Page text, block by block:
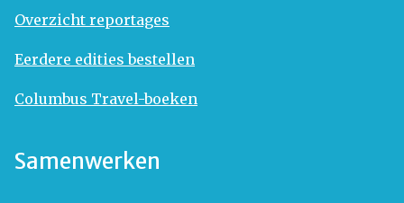
Overzicht reportages
Eerdere edities bestellen
Columbus Travel-boeken
Samenwerken